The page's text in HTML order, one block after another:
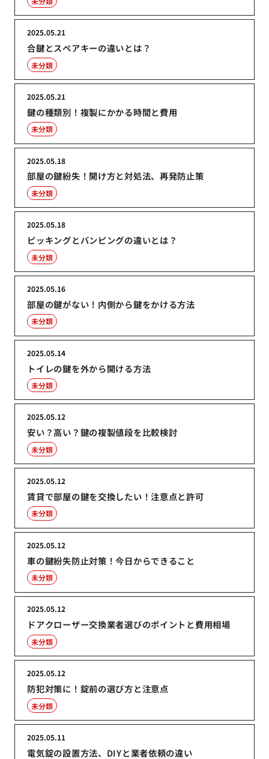
合鍵とスペアキーの違いとは？
2025.05.21
未分類
鍵の種類別！複製にかかる時間と費用
2025.05.21
未分類
部屋の鍵紛失！開け方と対処法、再発防止策
2025.05.18
未分類
ピッキングとバンピングの違いとは？
2025.05.18
未分類
部屋の鍵がない！内側から鍵をかける方法
2025.05.16
未分類
トイレの鍵を外から開ける方法
2025.05.14
未分類
安い？高い？鍵の複製値段を比較検討
2025.05.12
未分類
賃貸で部屋の鍵を交換したい！注意点と許可
2025.05.12
未分類
車の鍵紛失防止対策！今日からできること
2025.05.12
未分類
ドアクローザー交換業者選びのポイントと費用相場
2025.05.12
未分類
防犯対策に！錠前の選び方と注意点
2025.05.12
未分類
電気錠の設置方法、DIYと業者依頼の違い
2025.05.11